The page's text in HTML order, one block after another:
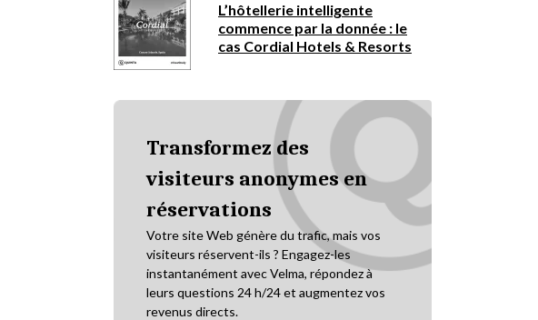
L’hôtellerie intelligente
commence par la donnée : le
cas Cordial Hotels & Resorts
Transformez des
visiteurs anonymes en
réservations
Votre site Web génère du trafic, mais vos
visiteurs réservent-ils ? Engagez-les
instantanément avec Velma, répondez à
leurs questions 24 h/24 et augmentez vos
revenus directs.